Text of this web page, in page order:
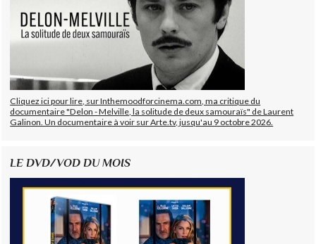
Cliquez ici pour lire, sur Inthemoodforcinema.com, ma critique du
documentaire "Delon - Melville, la solitude de deux samouraïs" de Laurent
Galinon. Un documentaire à voir sur Arte.tv, jusqu'au 9 octobre 2026.
LE DVD/VOD DU MOIS